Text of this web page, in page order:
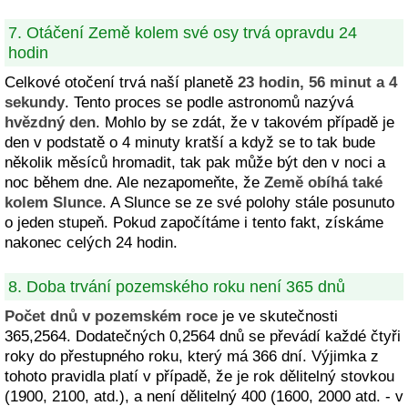
7. Otáčení Země kolem své osy trvá opravdu 24
hodin
Celkové otočení trvá naší planetě 23 hodin, 56 minut a 4
sekundy. Tento proces se podle astronomů nazývá
hvězdný den. Mohlo by se zdát, že v takovém případě je
den v podstatě o 4 minuty kratší a když se to tak bude
několik měsíců hromadit, tak pak může být den v noci a
noc během dne. Ale nezapomeňte, že Země obíhá také
kolem Slunce. A Slunce se ze své polohy stále posunuto
o jeden stupeň. Pokud započítáme i tento fakt, získáme
nakonec celých 24 hodin.
8. Doba trvání pozemského roku není 365 dnů
Počet dnů v pozemském roce je ve skutečnosti
365,2564. Dodatečných 0,2564 dnů se převádí každé čtyři
roky do přestupného roku, který má 366 dní. Výjimka z
tohoto pravidla platí v případě, že je rok dělitelný stovkou
(1900, 2100, atd.), a není dělitelný 400 (1600, 2000 atd. - v